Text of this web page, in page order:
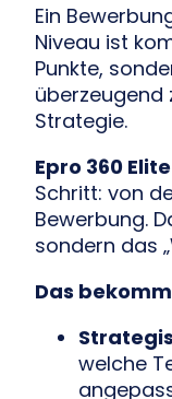
Ein
Niveau ist
Punkte,
überzeugend
Strategie.
Epro 360 Elite
Schritt: von
Bewerbung.
sondern das
Das
welche